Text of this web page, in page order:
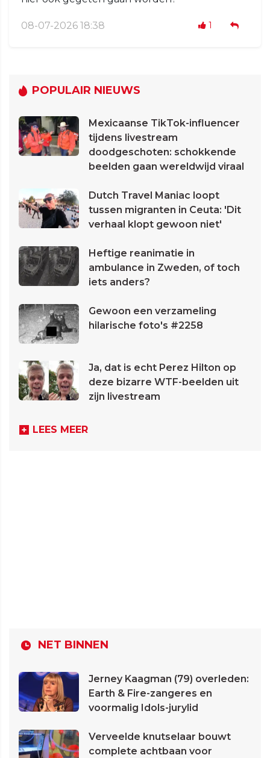
08-07-2026 18:38 1
POPULAIR NIEUWS
Mexicaanse TikTok-influencer
tijdens livestream
doodgeschoten: schokkende
beelden gaan wereldwijd viraal
Dutch Travel Maniac loopt
tussen migranten in Ceuta: 'Dit
verhaal klopt gewoon niet'
Heftige reanimatie in
ambulance in Zweden, of toch
iets anders?
Gewoon een verzameling
hilarische foto's #2258
Ja, dat is echt Perez Hilton op
deze bizarre WTF-beelden uit
zijn livestream
LEES MEER
NET BINNEN
Jerney Kaagman (79) overleden:
Earth & Fire-zangeres en
voormalig Idols-jurylid
Verveelde knutselaar bouwt
complete achtbaan voor